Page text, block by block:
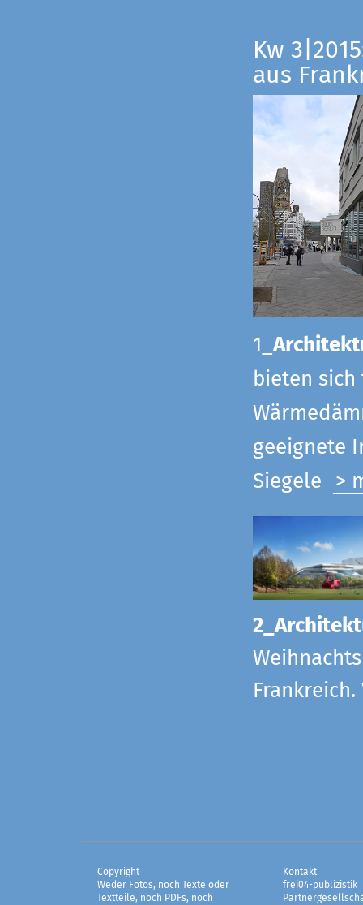
Kw
aus
1_
bieten
geeignete
Siegele >
Copyright
Weder Fotos, noch Texte oder
Textteile, noch PDFs, noch
Kontakt
frei04-publizistik